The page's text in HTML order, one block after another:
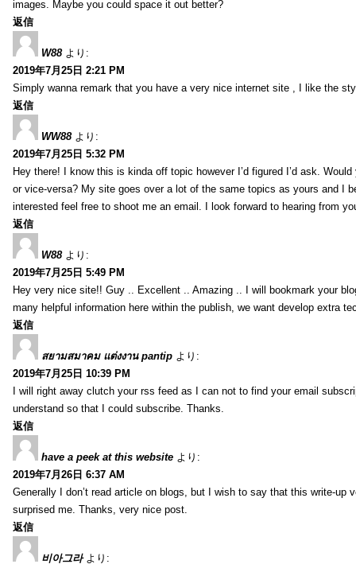
images. Maybe you could space it out better?
返信
W88 より:
2019年7月25日 2:21 PM
Simply wanna remark that you have a very nice internet site , I like the
返信
WW88 より:
2019年7月25日 5:32 PM
Hey there! I know this is kinda off topic however I’d figured I’d ask.
or vice-versa? My site goes over a lot of the same topics as yours and I
interested feel free to shoot me an email. I look forward to hearing from
返信
W88 より:
2019年7月25日 5:49 PM
Hey very nice site!! Guy .. Excellent .. Amazing .. I will bookmark your
many helpful information here within the publish, we want develop extra
返信
สยามสมาคม แต่งงาน pantip より:
2019年7月25日 10:39 PM
I will right away clutch your rss feed as I can not to find your email
understand so that I could subscribe. Thanks.
返信
have a peek at this website より:
2019年7月26日 6:37 AM
Generally I don’t read article on blogs, but I wish to say that this write-
surprised me. Thanks, very nice post.
返信
비아그라 より: